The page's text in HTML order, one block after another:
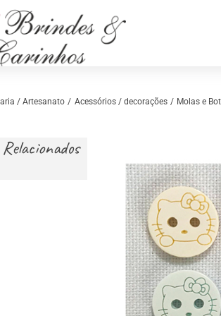
Costura
/ Artesanato Acessórios / decorações Molas e